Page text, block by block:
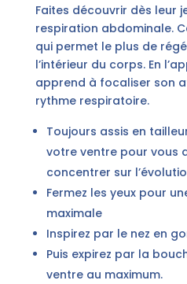
Faites découvrir dès leur
respiration abdominale.
qui permet le plus de
l’intérieur du corps. En
apprend à focaliser son
rythme respiratoire.
Toujours assis en
votre ventre pour vous
concentrer sur
Fermez les yeux pour
maximale
Inspirez par le nez en
Puis expirez par la
ventre au maximum.